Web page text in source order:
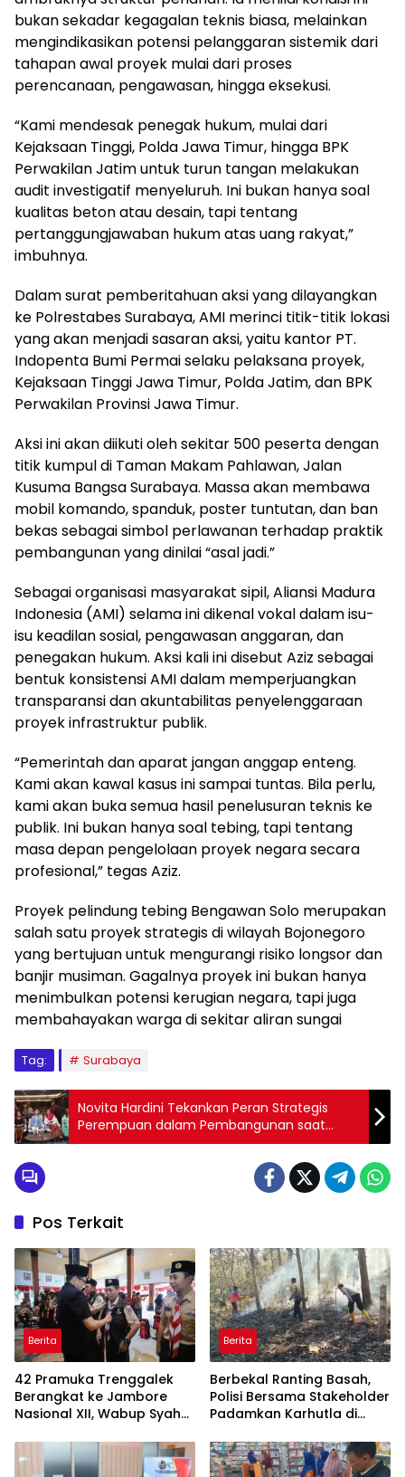
bukan sekadar kegagalan teknis biasa, melainkan
mengindikasikan potensi pelanggaran sistemik dari
tahapan awal proyek mulai dari proses
perencanaan, pengawasan, hingga eksekusi.
“Kami mendesak penegak hukum, mulai dari
Kejaksaan Tinggi, Polda Jawa Timur, hingga BPK
Perwakilan Jatim untuk turun tangan melakukan
audit investigatif menyeluruh. Ini bukan hanya soal
kualitas beton atau desain, tapi tentang
pertanggungjawaban hukum atas uang rakyat,”
imbuhnya.
Dalam surat pemberitahuan aksi yang dilayangkan
ke Polrestabes Surabaya, AMI merinci titik-titik lokasi
yang akan menjadi sasaran aksi, yaitu kantor PT.
Indopenta Bumi Permai selaku pelaksana proyek,
Kejaksaan Tinggi Jawa Timur, Polda Jatim, dan BPK
Perwakilan Provinsi Jawa Timur.
Aksi ini akan diikuti oleh sekitar 500 peserta dengan
titik kumpul di Taman Makam Pahlawan, Jalan
Kusuma Bangsa Surabaya. Massa akan membawa
mobil komando, spanduk, poster tuntutan, dan ban
bekas sebagai simbol perlawanan terhadap praktik
pembangunan yang dinilai “asal jadi.”
Sebagai organisasi masyarakat sipil, Aliansi Madura
Indonesia (AMI) selama ini dikenal vokal dalam isu-
isu keadilan sosial, pengawasan anggaran, dan
penegakan hukum. Aksi kali ini disebut Aziz sebagai
bentuk konsistensi AMI dalam memperjuangkan
transparansi dan akuntabilitas penyelenggaraan
proyek infrastruktur publik.
“Pemerintah dan aparat jangan anggap enteng.
Kami akan kawal kasus ini sampai tuntas. Bila perlu,
kami akan buka semua hasil penelusuran teknis ke
publik. Ini bukan hanya soal tebing, tapi tentang
masa depan pengelolaan proyek negara secara
profesional,” tegas Aziz.
Proyek pelindung tebing Bengawan Solo merupakan
salah satu proyek strategis di wilayah Bojonegoro
yang bertujuan untuk mengurangi risiko longsor dan
banjir musiman. Gagalnya proyek ini bukan hanya
menimbulkan potensi kerugian negara, tapi juga
membahayakan warga di sekitar aliran sungai
Tag: Surabaya
Novita Hardini Tekankan Peran Strategis
Perempuan dalam Pembangunan saat
Menjadi Keynote Speaker Munas VI APKASI
Pos Terkait
Berita
42 Pramuka Trenggalek
Berangkat ke Jambore
Nasional XII, Wabup Syah
Daerah
Berita
Berbekal Ranting Basah,
Polisi Bersama Stakeholder
Padamkan Karhutla di
Trenggalek